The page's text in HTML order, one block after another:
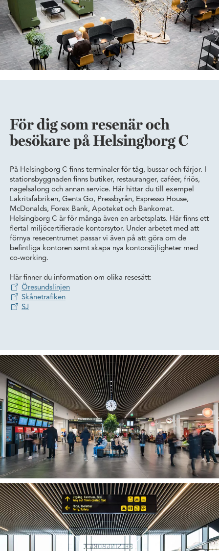
För dig som resenär och
besökare på Helsingborg C
På Helsingborg C finns terminaler för tåg, bussar och färjor. I
stationsbyggnaden finns butiker, restauranger, caféer, friös,
nagelsalong och annan service. Här hittar du till exempel
Lakritsfabriken, Gents Go, Pressbyrån, Espresso House,
McDonalds, Forex Bank, Apoteket och Bankomat.
Helsingborg C är för många även en arbetsplats. Här finns ett
flertal miljöcertifierade kontorsytor. Under arbetet med att
förnya resecentrumet passar vi även på att göra om de
befintliga kontoren samt skapa nya kontorsöjligheter med
co-working.
Här finner du information om olika resesätt:
Öresundslinjen
Skånetrafiken
SJ